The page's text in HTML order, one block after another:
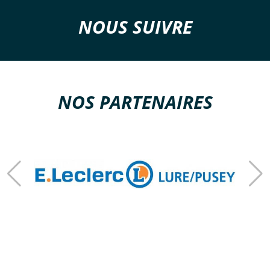
NOUS SUIVRE
NOS PARTENAIRES